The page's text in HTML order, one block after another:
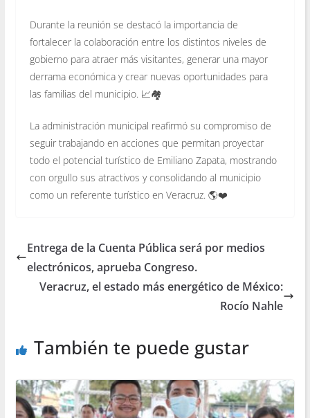
Durante la reunión se destacó la importancia de
fortalecer la colaboración entre los distintos niveles de
gobierno para atraer más visitantes, generar una mayor
derrama económica y crear nuevas oportunidades para
las familias del municipio. 📈🏘️
La administración municipal reafirmó su compromiso de
seguir trabajando en acciones que permitan proyectar
todo el potencial turístico de Emiliano Zapata, mostrando
con orgullo sus atractivos y consolidando al municipio
como un referente turístico en Veracruz. 🌎❤️
Entrega de la Cuenta Pública será por medios
electrónicos, aprueba Congreso.
Veracruz, el estado más energético de México:
Rocío Nahle
También te puede gustar